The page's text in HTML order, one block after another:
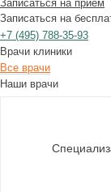
Записаться на прием
Записаться на
+7 (495) 788-35-93
Врачи клиники
Все врачи
Наши врачи